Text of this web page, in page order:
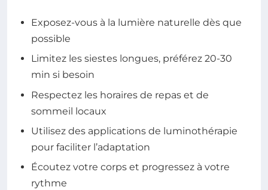
Exposez-vous à la lumière naturelle dès que
possible
Limitez les siestes longues, préférez 20-30
min si besoin
Respectez les horaires de repas et de
sommeil locaux
Utilisez des applications de luminothérapie
pour faciliter l’adaptation
Écoutez votre corps et progressez à votre
rythme